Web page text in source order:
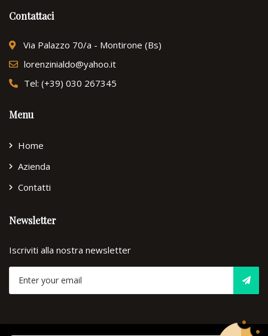
Contattaci
Via Palazzo 70/a - Montirone (Bs)
lorenzinialdo@yahoo.it
Tel: (+39) 030 267345
Menu
Home
Azienda
Contatti
Newsletter
Iscriviti alla nostra newsletter